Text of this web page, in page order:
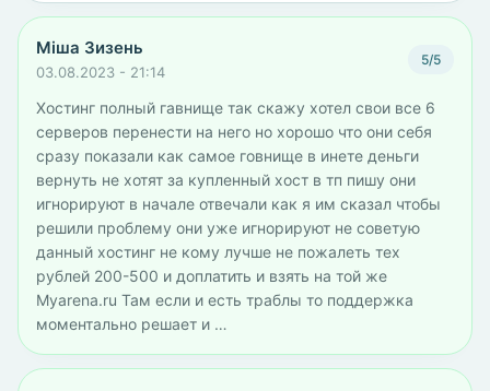
Міша Зизень
03.08.2023 - 21:14
5/5
Хостинг полный гавнище так скажу хотел свои все 6
серверов перенести на него но хорошо что они себя
сразу показали как самое говнище в инете деньги
вернуть не хотят за купленный хост в тп пишу они
игнорируют в начале отвечали как я им сказал чтобы
решили проблему они уже игнорируют не советую
данный хостинг не кому лучше не пожалеть тех
рублей 200-500 и доплатить и взять на той же
Myarena.ru Там если и есть траблы то поддержка
моментально решает и …